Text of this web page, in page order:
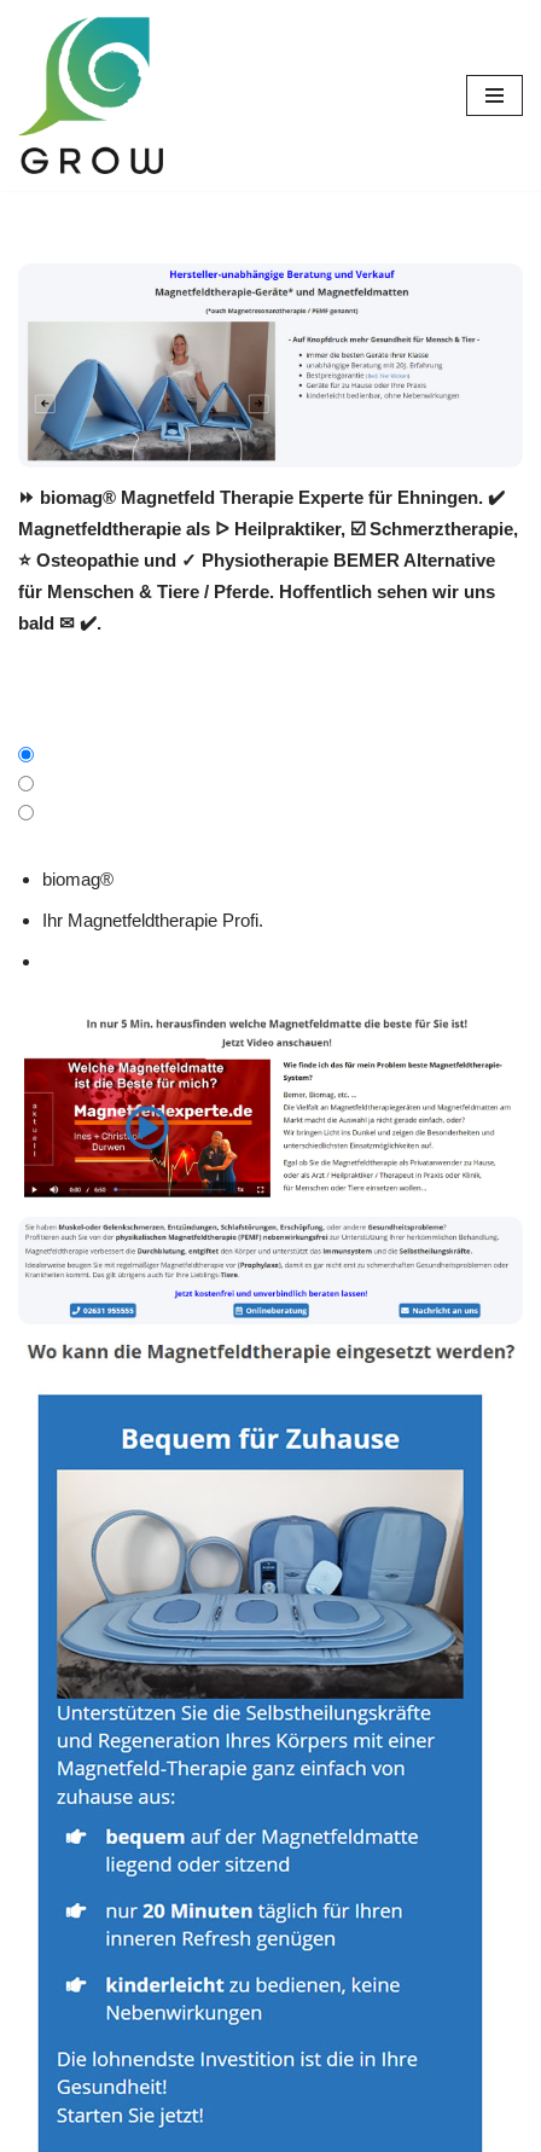
Zum
springen
⏩ biomag® Magnetfeld Therapie Experte für Ehningen. ✔️
Magnetfeldtherapie als ᐅ Heilpraktiker, ☑️ Schmerztherapie,
⭐ Osteopathie und ✓ Physiotherapie BEMER Alternative
für Menschen & Tiere / Pferde. Hoffentlich sehen wir uns
bald ✉ ✔️.
biomag®
Ihr Magnetfeldtherapie Profi.